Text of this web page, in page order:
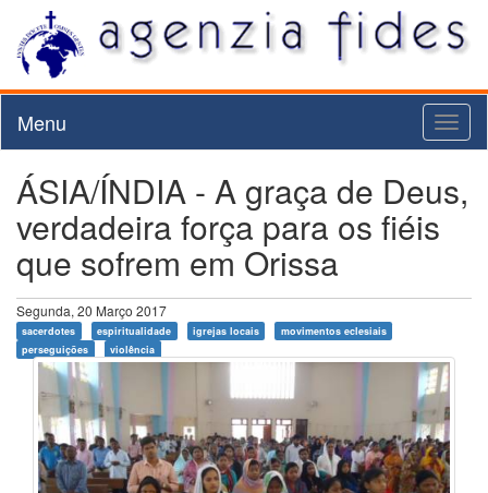
Menu
ÁSIA/ÍNDIA - A graça de Deus,
verdadeira força para os fiéis
que sofrem em Orissa
Segunda, 20 Março 2017
sacerdotes espiritualidade igrejas locais
movimentos eclesiais
perseguições
violência